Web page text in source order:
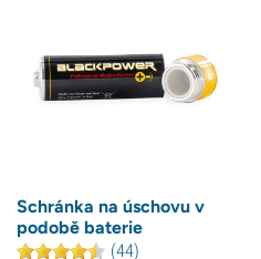
Schránka na úschovu v
podobě baterie
(44)